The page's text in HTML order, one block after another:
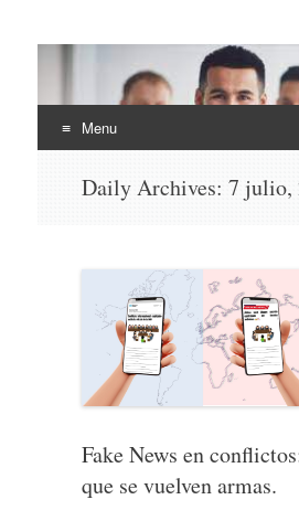
EHLI
UNINTER
Menu
Daily Archives: 7 julio,
Fake News en
que se vuelven armas.